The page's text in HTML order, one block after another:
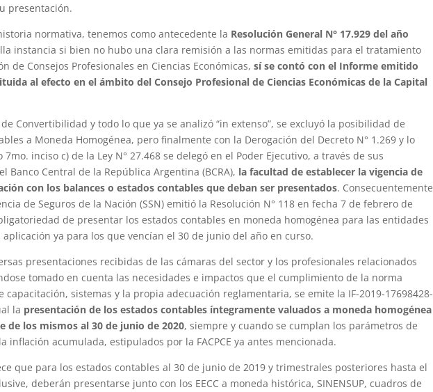
presentación.
normativa, tenemos como antecedente la Resolución General N° 17.929 del año
instancia si bien no hubo una clara remisión a las normas emitidas para el tratamiento
de Consejos Profesionales en Ciencias Económicas, sí se contó con el Informe emitido
al efecto en el ámbito del Consejo Profesional de Ciencias Económicas de la Capital
Convertibilidad y todo lo que ya se analizó “in extenso”, se excluyó la posibilidad de
a Moneda Homogénea, pero finalmente con la Derogación del Decreto N° 1.269 y lo
inciso c) de la Ley N° 27.468 se delegó en el Poder Ejecutivo, a través de sus
Banco Central de la República Argentina (BCRA), la facultad de establecer la vigencia de
con los balances o estados contables que deban ser presentados. Consecuentemente
de Seguros de la Nación (SSN) emitió la Resolución N° 118 en fecha 7 de febrero de
de presentar los estados contables en moneda homogénea para las entidades
ya para los que vencían el 30 de junio del año en curso.
presentaciones recibidas de las cámaras del sector y los profesionales relacionados
tomado en cuenta las necesidades e impactos que el cumplimiento de la norma
sistemas y la propia adecuación reglamentaria, se emite la IF-2019-17698428-
la presentación de los estados contables íntegramente valuados a moneda homogénea
de los mismos al 30 de junio de 2020, siempre y cuando se cumplan los parámetros de
inflación acumulada, estipulados por la FACPCE ya antes mencionada.
que para los estados contables al 30 de junio de 2019 y trimestrales posteriores hasta el
deberán presentarse junto con los EECC a moneda histórica, SINENSUP, cuadros de